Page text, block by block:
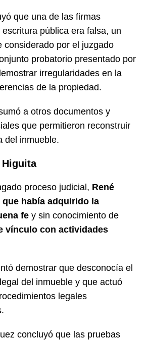
que una de las firmas
pública era falsa, un
considerado por el juzgado
probatorio presentado por
irregularidades en la
de la propiedad.
a otros documentos y
que permitieron reconstruir
del inmueble.
Higuita
proceso judicial, René
había adquirido la
fe y sin conocimiento de
vínculo con actividades
demostrar que desconocía el
del inmueble y que actuó
legales
concluyó que las pruebas